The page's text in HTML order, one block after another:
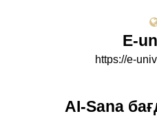
E-
https://e-
AI-Sana